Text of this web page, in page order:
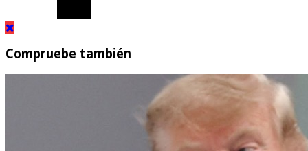
Compruebe también